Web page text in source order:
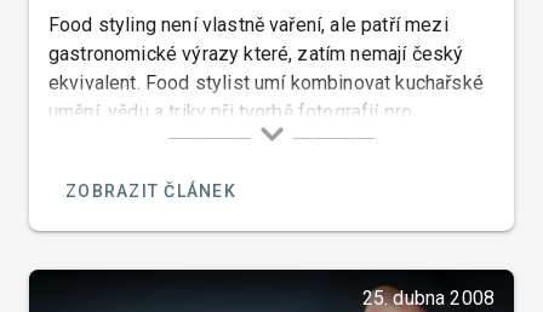
Food styling není vlastně vaření, ale patří mezi
gastronomické výrazy které, zatím nemají český
ekvivalent. Food stylist umí kombinovat kuchařské
umění, vědu a triky při tvorbě fotografií pro
kuchařské knihy či marketing jídel a při točení
ZOBRAZIT ČLÁNEK
25. dubna 2008